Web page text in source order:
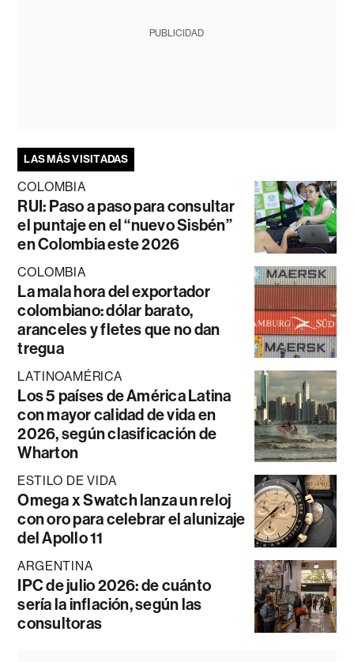
PUBLICIDAD
LAS MÁS VISITADAS
COLOMBIA
RUI: Paso a paso para consultar
el puntaje en el “nuevo Sisbén”
en Colombia este 2026
COLOMBIA
La mala hora del exportador
colombiano: dólar barato,
aranceles y fletes que no dan
tregua
LATINOAMÉRICA
Los 5 países de América Latina
con mayor calidad de vida en
2026, según clasificación de
Wharton
ESTILO DE VIDA
Omega x Swatch lanza un reloj
con oro para celebrar el alunizaje
del Apollo 11
ARGENTINA
IPC de julio 2026: de cuánto
sería la inflación, según las
consultoras